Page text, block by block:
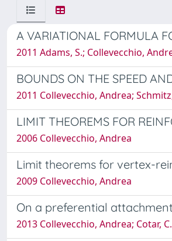
A VARIATIONAL FORMULA
2011 Adams, S.; Collevecchio,
BOUNDS ON THE SPEED
2011 Collevecchio, Andrea;
LIMIT THEOREMS FOR
2006 Collevecchio, Andrea
Limit theorems for vertex-
2009 Collevecchio, Andrea
On a preferential
2013 Collevecchio, Andrea; Cotar,